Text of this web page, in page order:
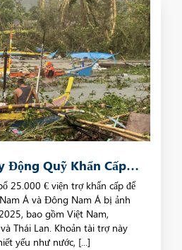
Động Quỹ Khẩn Cấp
Tai Tại Đông Nam
25.000 € viện trợ khẩn cấp để
Á và Đông Nam Á bị ảnh
bao gồm Việt Nam,
Thái Lan. Khoản tài trợ này
yếu như nước, [...]